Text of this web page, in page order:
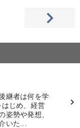
継者は何を学
じめ、経営
姿勢や発想、
いた...